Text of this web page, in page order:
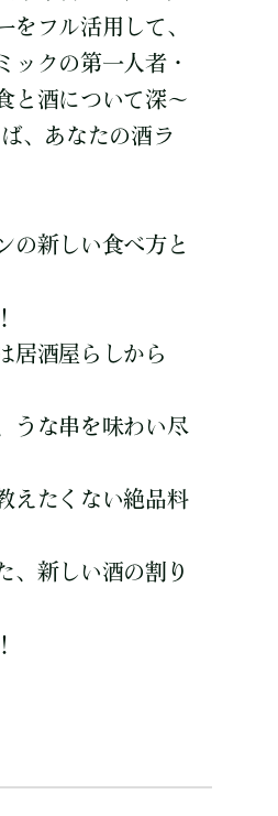
をフル活用して、
クの第一人者・
と酒について深～
、あなたの酒ラ
の新しい食べ方と
居酒屋らしから
うな串を味わい尽
えたくない絶品料
、新しい酒の割り